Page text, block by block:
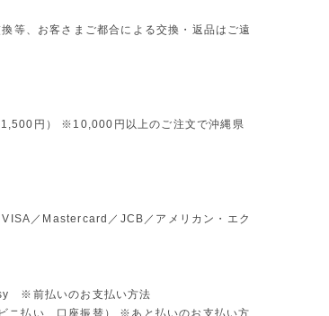
等、お客さまご都合による交換・返品はご遠
円） ※10,000円以上のご注文で沖縄県
VISA／Mastercard／JCB／アメリカン・エク
※前払いのお支払い方法